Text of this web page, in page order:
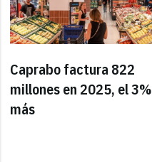
Caprabo factura 822
millones en 2025, el 3%
más